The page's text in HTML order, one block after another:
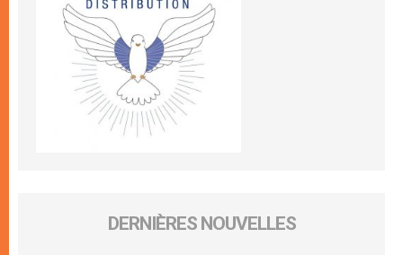
DERNIÈRES NOUVELLES